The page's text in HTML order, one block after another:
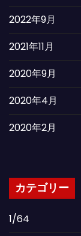
2022年9月
2021年11月
2020年9月
2020年4月
2020年2月
カテゴリー
1/64